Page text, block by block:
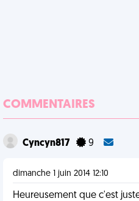
COMMENTAIRES
Cyncyn817 9
dimanche 1 juin 2014 12:10
Heureusement que c'est